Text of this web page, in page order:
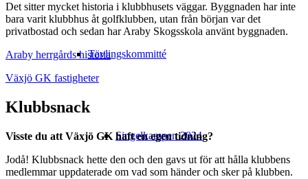
Tävlingskommitté
Singelkampen 2024
Det sitter mycket historia i klubbhusets väggar. Byggnaden har inte
bara varit klubbhus åt golfklubben, utan från början var det
privatbostad och sedan har Araby Skogsskola använt byggnaden.
Araby herrgårds historia
Växjö GK fastigheter
Klubbsnack
Visste du att Växjö GK haft en egen tidning?
Jodå! Klubbsnack hette den och den gavs ut för att hålla klubbens
medlemmar uppdaterade om vad som händer och sker på klubben.